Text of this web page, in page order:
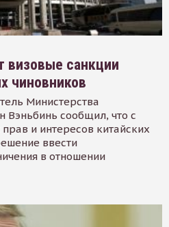
визовые санкции
чиновников
Министерства
Вэньбинь сообщил, что с
и интересов китайских
ввести
в отношении